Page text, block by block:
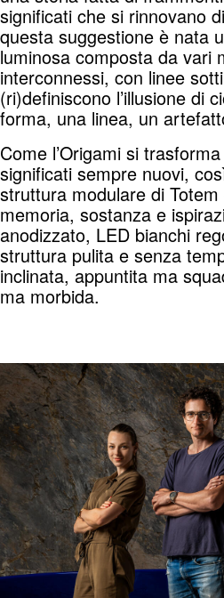
significati che si rinnovano
questa suggestione è nata
luminosa composta da vari
interconnessi, con linee
(ri)definiscono l’illusione di
forma, una linea, un
Come l’Origami si
significati sempre nuovi,
struttura modulare di
memoria, sostanza e
anodizzato, LED bianchi
struttura pulita e senza
inclinata, appuntita ma
ma morbida.